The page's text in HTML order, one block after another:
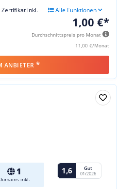
Zertifikat inkl. Alle Funktionen
1,00 €*
Durchschnittspreis pro Monat
11,00 €/Monat
ANBIETER *
1
inkl.
1,6 Gut
01/2026